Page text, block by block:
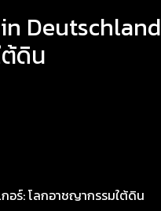
Deutschland
ต้ดิน
กอร์: โลกอาชญากรรมใต้ดิน